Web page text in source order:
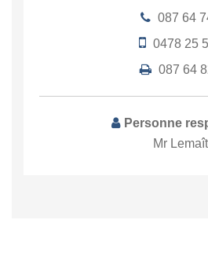
087 64
0478 25
087 64
Personne
Mr